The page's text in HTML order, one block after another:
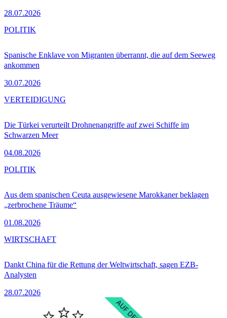
28.07.2026
Spanische Enklave von Migranten überrannt, die auf dem Seeweg
ankommen
30.07.2026
POLITIK
Die Türkei verurteilt Drohnenangriffe auf zwei Schiffe im
Schwarzen Meer
04.08.2026
VERTEIDIGUNG
Aus dem spanischen Ceuta ausgewiesene Marokkaner beklagen
„zerbrochene Träume“
01.08.2026
POLITIK
Dankt China für die Rettung der Weltwirtschaft, sagen EZB-
Analysten
28.07.2026
WIRTSCHAFT